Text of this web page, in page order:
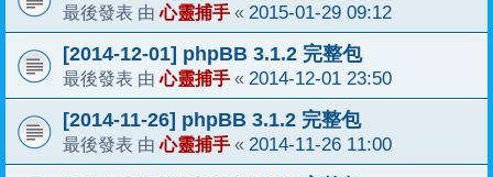
最後發表 由心靈捕手 « 2015-01-29 09:12
[2014-12-01] phpBB 3.1.2 完整包
最後發表 由心靈捕手 « 2014-12-01 23:50
[2014-11-26] phpBB 3.1.2 完整包
最後發表 由心靈捕手 « 2014-11-26 11:00